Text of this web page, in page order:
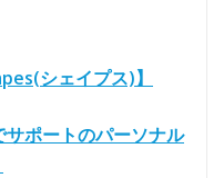
シェイプス)】
ポートのパーソナル